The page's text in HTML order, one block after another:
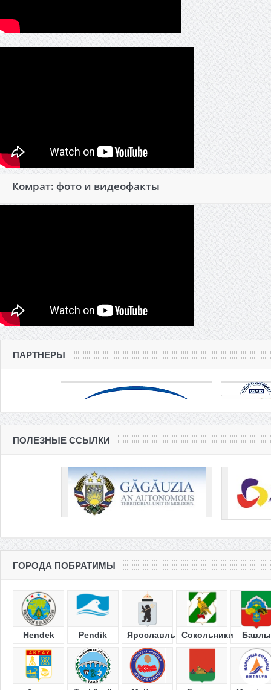
Комрат: фото и видеофакты
ПАРТНЕРЫ
ПОЛЕЗНЫЕ ССЫЛКИ
ГОРОДА ПОБРАТИМЫ
Hendek Pendik Ярославль Сокольники Бавлы